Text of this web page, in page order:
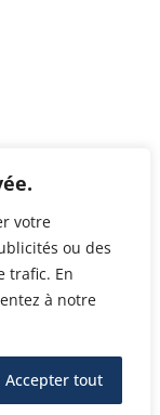
votre
ou des
trafic. En
à notre
Accepter tout
& Design